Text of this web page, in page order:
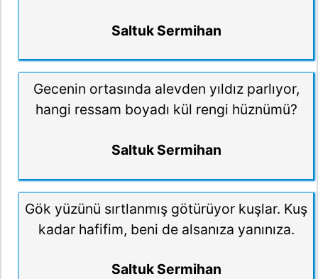
Saltuk Sermihan
Gecenin ortasında alevden yıldız parlıyor,
hangi ressam boyadı kül rengi hüznümü?
Saltuk Sermihan
Gök yüzünü sırtlanmış götürüyor kuşlar. Kuş
kadar hafifim, beni de alsanıza yanınıza.
Saltuk Sermihan